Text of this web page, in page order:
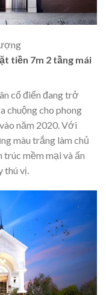
tiền 7m 2 tầng mái
cổ điển đang trở
chuộng cho phong
năm 2020. Với
màu trắng làm chủ
mềm mại và ấn
thú vị.